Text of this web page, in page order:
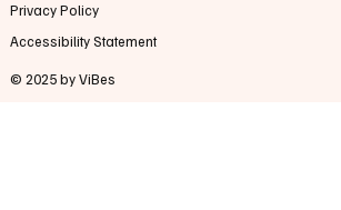
Privacy Policy
© 2025 by ViBes
Accessibility Statement